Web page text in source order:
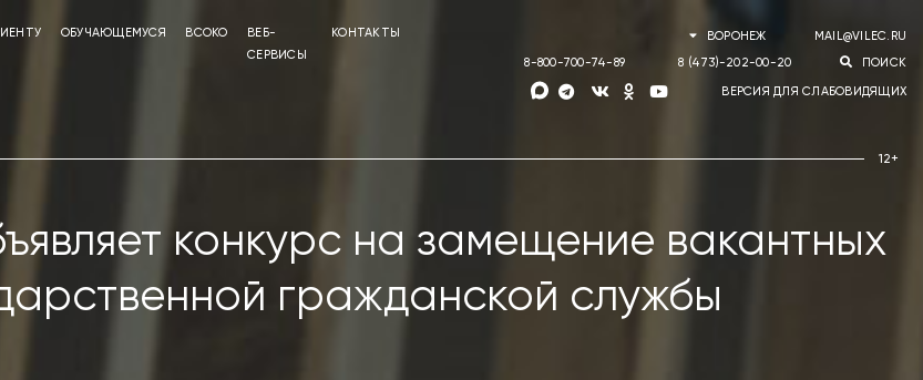
ОБУЧАЮЩЕМУСЯ ВСОКО
ВЕБ-
СЕРВИСЫ
КОНТАКТЫ ВОРОНЕЖ MAIL@VILEC.RU
8-800-700-74-89 8 (473)-202-00-20 ПОИСК
ВЕРСИЯ ДЛЯ СЛАБОВИДЯЩИХ
конкурс на замещение вакантных
гражданской службы